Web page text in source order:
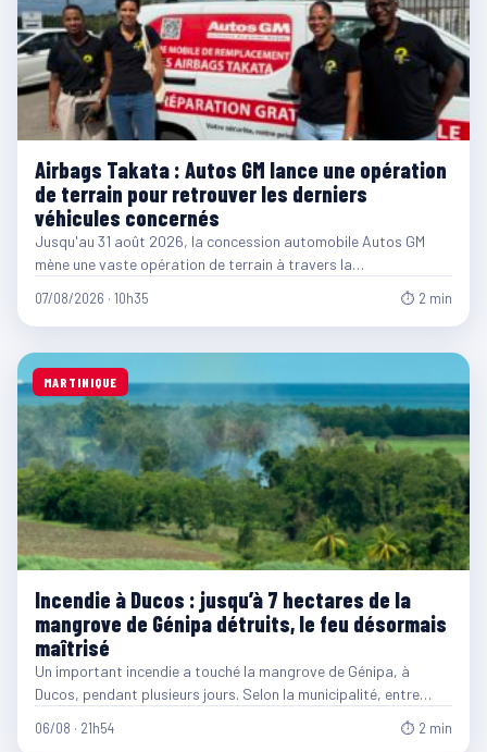
Airbags Takata : Autos GM lance une opération
de terrain pour retrouver les derniers
véhicules concernés
Jusqu'au 31 août 2026, la concession automobile Autos GM
mène une vaste opération de terrain à travers la…
07/08/2026 · 10h35 ⏱ 2 min
MARTINIQUE
Incendie à Ducos : jusqu’à 7 hectares de la
mangrove de Génipa détruits, le feu désormais
maîtrisé
Un important incendie a touché la mangrove de Génipa, à
Ducos, pendant plusieurs jours. Selon la municipalité, entre…
06/08 · 21h54 ⏱ 2 min